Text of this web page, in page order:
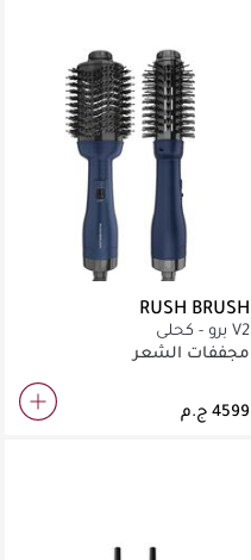
RUSH BRUSH
V2 برو - كحلي
مجففات الشعر